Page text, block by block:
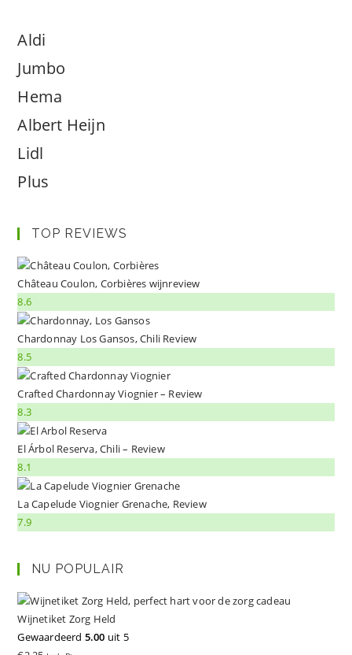
Aldi
Jumbo
Hema
Albert Heijn
Lidl
Plus
TOP REVIEWS
Château Coulon, Corbières wijnreview
8.6
Chardonnay Los Gansos, Chili Review
8.5
Crafted Chardonnay Viognier – Review
8.3
El Árbol Reserva, Chili – Review
8.1
La Capelude Viognier Grenache, Review
7.9
NU POPULAIR
Wijnetiket Zorg Held
Gewaardeerd 5.00 uit 5